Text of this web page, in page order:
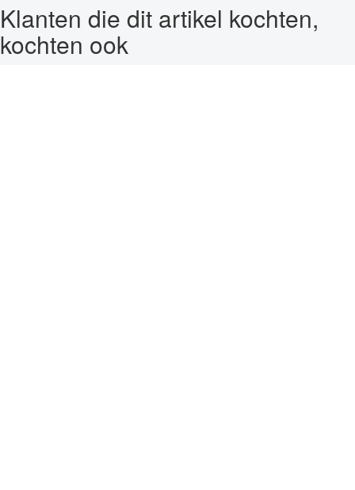
Klanten die dit artikel kochten,
kochten ook